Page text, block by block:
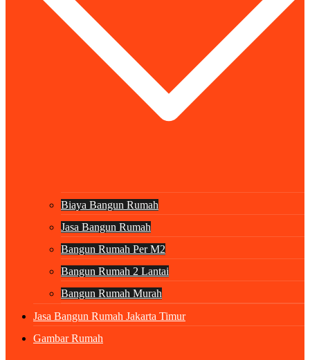
Biaya Bangun Rumah
Jasa Bangun Rumah
Bangun Rumah Per M2
Bangun Rumah 2 Lantai
Bangun Rumah Murah
Jasa Bangun Rumah Jakarta Timur
Gambar Rumah